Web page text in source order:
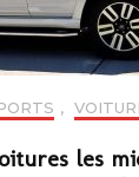
,
les